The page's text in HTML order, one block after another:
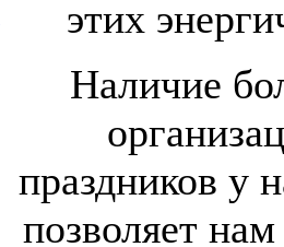
этих
Наличие
праздников у
позволяет